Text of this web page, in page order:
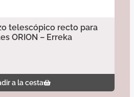
telescópico recto para
ORION – Erreka
a la cesta